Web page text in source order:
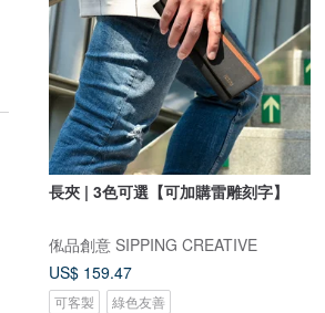
長夾 | 3色可選【可加購雷雕刻字】
俬品創意 SIPPING CREATIVE
US$ 159.47
可客製 綠色友善